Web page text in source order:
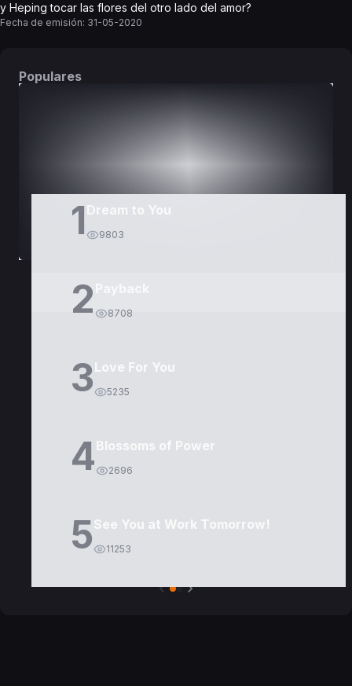
y Heping tocar las flores del otro lado del amor?
Fecha de emisión: 31-05-2020
Populares
1 Dream to You
9803
2 8708
3Love For You
5235
4Blossoms of Power
2696
5See You at Work Tomorrow!
11253